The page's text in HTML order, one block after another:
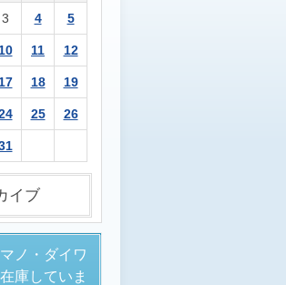
3 4 5
10 11 12
17 18 19
25 26
イブ
ノ・ダイワ
庫していま